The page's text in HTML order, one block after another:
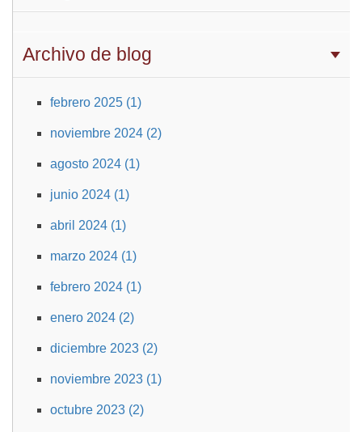
Archivo de blog
febrero 2025 (1)
noviembre 2024 (2)
agosto 2024 (1)
junio 2024 (1)
abril 2024 (1)
marzo 2024 (1)
febrero 2024 (1)
enero 2024 (2)
diciembre 2023 (2)
noviembre 2023 (1)
octubre 2023 (2)